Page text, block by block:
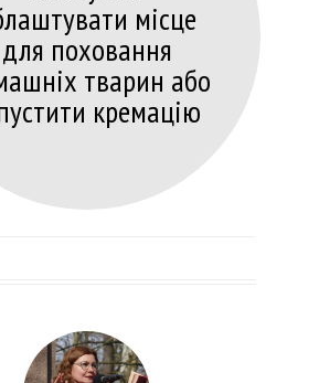
місце
для поховання
тварин або
кремацію